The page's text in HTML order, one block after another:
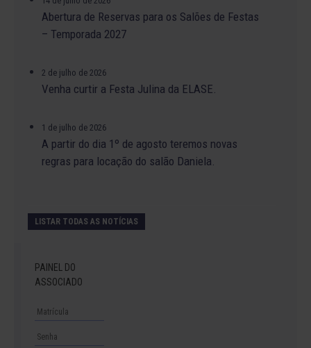
Abertura de Reservas para os Salões de Festas
– Temporada 2027
2 de julho de 2026
Venha curtir a Festa Julina da ELASE.
1 de julho de 2026
A partir do dia 1º de agosto teremos novas
regras para locação do salão Daniela.
LISTAR TODAS AS NOTÍCIAS
PAINEL DO
ASSOCIADO